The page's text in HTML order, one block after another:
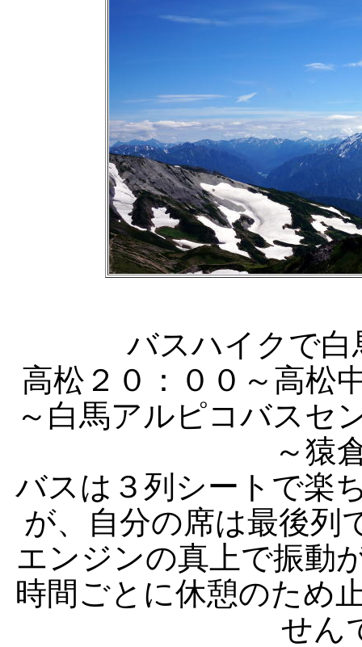
バスハイクで
高松２０：００～高松
～白馬アルピコバスセ
～猿
バスは３列シートで楽
が、自分の席は最後列
エンジンの真上で振動
時間ごとに休憩のため
せん